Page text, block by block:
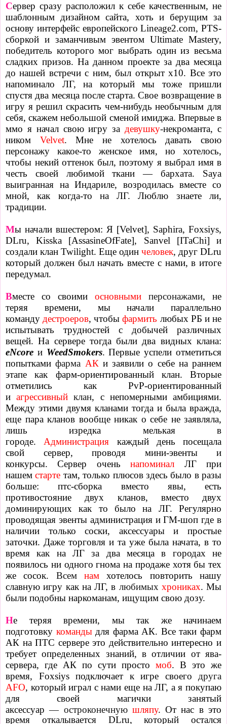
Сервер сразу расположил к себе качественным, не
шаблонным дизайном сайта, хоть и берущим за
основу интерфейс европейского Lineage2.com, PTS-
сборкой и заманчивым эвентом Ultimate Mastery,
победитель которого мог выбрать один из весьма
сладких призов. На данном проекте за два месяца
до нашей встречи с ним, был открыт х10. Все это
напоминало ЛГ, на который мы тоже пришли
спустя два месяца после старта. Свое возвращение в
игру я решил скрасить чем-нибудь необычным для
себя, скажем небольшой сменой имиджа. Впервые в
ммо я начал свою игру за девушку-некроманта, с
ником
Velvet. Мне не хотелось давать свою
персонажу какое-то женское имя, но хотелось,
чтобы некий оттенок был, поэтому я выбрал имя в
честь своей любимой ткани — бархата. Saya
выигранная на Индариле, возродилась вместе со
мной, как когда-то на ЛГ. Люблю знаете ли,
традиции.
Мы начали вшестером: Я [Velvet], Saphira, Foxsiys,
DLru, Kisska [AssasineOfFate], Sanvel [ITaChi] и
создали клан Twilight. Еще один человек, друг DLru
который должен был начать вместе с нами, в итоге
передумал.
Вместе со своими основными персонажами, не
теряя времени, мы начали параллельно
командудестроеров, чтобы фармить любых РБ и не
испытывать трудностей с добычей различных
вещей. На сервере тогда были два видных клана:
eNcore и WeedSmokers. Первые успели отметиться
попытками фарма АК и заявили о себе на раннем
этапе как фарм-ориентированный клан. Вторые
отметились как PvP-ориентированный
и агрессивный клан, с непомерными амбициями.
Между этими двумя кланами тогда и была вражда,
еще пара кланов вообще никак о себе не заявляла,
лишь изредка мелькая в
городе.
Администрация
каждый день посещала
свой сервер, проводя мини-эвенты и
конкурсы.Сервер очень напоминал
ЛГ при
нашем старте там, только плюсов здесь было в разы
больше: птс-сборка вместо явы, есть
противостояние двух кланов, вместо двух
доминирующих как то было на ЛГ. Регулярно
проводящая эвенты администрация и ГМ-шоп где в
наличии только соски, аксессуары и простые
заточки. Даже торговля и та уже была начата, в то
время как на ЛГ за два месяца в городах не
появилось ни одного гнома на продаже хотя бы тех
же сосок.
Всемнам
хотелось повторить нашу
славную игру как на ЛГ, в любимых хрониках. Мы
были подобны наркоманам, ищущим свою дозу.
Не теряя времени, мы так же начинаем
подготовку команды для фарма АК. Все таки фарм
АК на ПТС сервере это действительно интересно и
требует определенных знаний, в отличии от ява-
сервера, где АК по сути просто моб. В это же
время, Foxsiys подключает к игре своего
друга
AFO, который играл с нами еще на ЛГ, а я покупаю
для своей магички занятый
аксессуар— остроконечную шляпу. От нас в это
время откалывается DLru, который остался